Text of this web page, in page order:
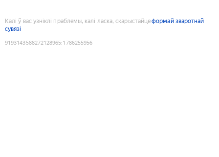
Калі ў вас узніклі праблемы, калі ласка, скарыстайцеформай зваротнай
сувязі
9193143588272128965:1786255956